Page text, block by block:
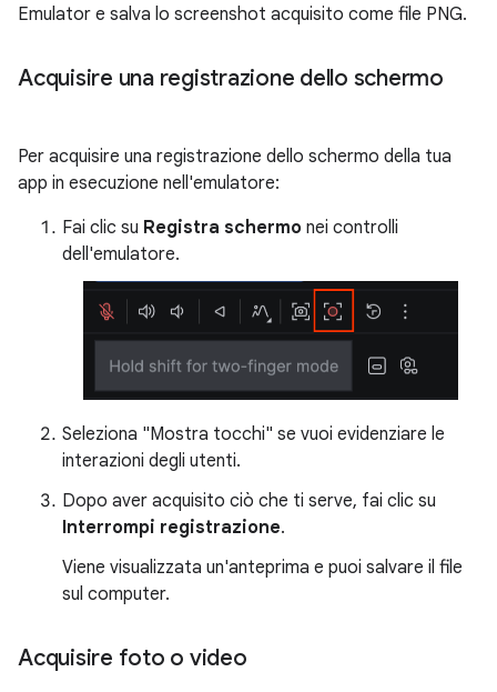
Emulator e salva lo screenshot acquisito come file PNG.
Acquisire una registrazione dello schermo
Per acquisire una registrazione dello schermo della tua
app in esecuzione nell'emulatore:
Fai clic su Registra schermo nei controlli
dell'emulatore.
Seleziona "Mostra tocchi" se vuoi evidenziare le
interazioni degli utenti.
Dopo aver acquisito ciò che ti serve, fai clic su
Interrompi registrazione.
Viene visualizzata un'anteprima e puoi salvare il file
sul computer.
Acquisire foto o video